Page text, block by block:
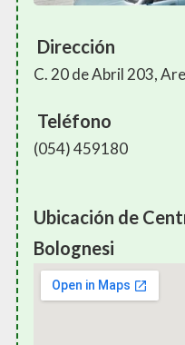
Dirección
C. 20 de Abril 203,
Teléfono
(054) 459180
Ubicación de
Bolognesi